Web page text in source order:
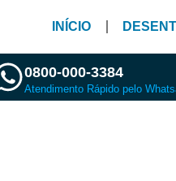
INÍCIO
0800-000-3384
Atendimento Rápido pelo